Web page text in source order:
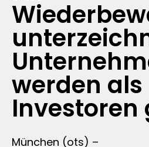
werden
Investoren
München (ots) –